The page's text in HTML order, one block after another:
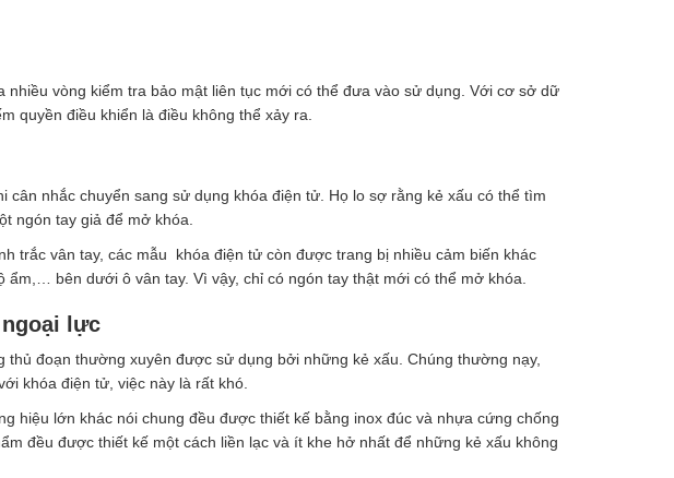
vòng kiểm tra bảo mật liên tục mới có thể đưa vào sử dụng. Với cơ sở dữ
quyền điều khiển là điều không thể xảy ra.
cân nhắc chuyển sang sử dụng khóa điện tử. Họ lo sợ rằng kẻ xấu có thể tìm
ngón tay giả để mở khóa.
trắc vân tay, các mẫu khóa điện tử còn được trang bị nhiều cảm biến khác
bên dưới ô vân tay. Vì vậy, chỉ có ngón tay thật mới có thể mở khóa.
lực
đoạn thường xuyên được sử dụng bởi những kẻ xấu. Chúng thường nạy,
khóa điện tử, việc này là rất khó.
hiệu lớn khác nói chung đều được thiết kế bằng inox đúc và nhựa cứng chống
đều được thiết kế một cách liền lạc và ít khe hở nhất để những kẻ xấu không